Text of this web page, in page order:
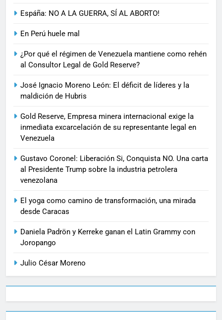
Espáña: NO A LA GUERRA, SÍ AL ABORTO!
En Perú huele mal
¿Por qué el régimen de Venezuela mantiene como rehén
al Consultor Legal de Gold Reserve?
José Ignacio Moreno León: El déficit de líderes y la
maldición de Hubris
Gold Reserve, Empresa minera internacional exige la
inmediata excarcelación de su representante legal en
Venezuela
Gustavo Coronel: Liberación Si, Conquista NO. Una carta
al Presidente Trump sobre la industria petrolera
venezolana
El yoga como camino de transformación, una mirada
desde Caracas
Daniela Padrön y Kerreke ganan el Latin Grammy con
Joropango
Julio César Moreno